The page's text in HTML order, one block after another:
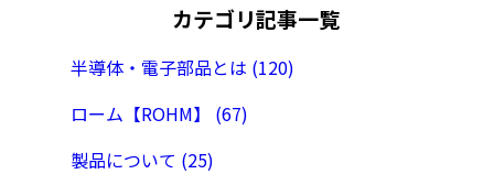
カテゴリ記事一覧
半導体・電子部品とは (120)
ローム【ROHM】 (67)
製品について (25)